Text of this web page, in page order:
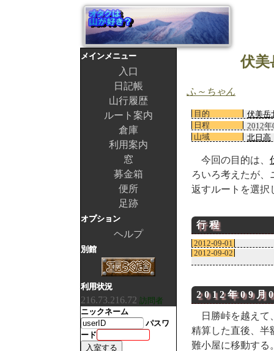
伏美
ふ～ちゃん
目的
伏美岳
日程
2012年
山域
北日高
今回の目的は、
ろいろ考えたが、
返すルートを選択
行程
2012-09-01
2012-09-02
2012年09月
日勝峠を越え
精算した直後、半
難小屋に移動する
メインメニュー
入口
日記帳
山行履歴
ルート案内
倉庫
利用案内
窓
募金箱
便所
足跡
オプション
ヘルプ
別館
利用状況
216.73.216.72 訪問者
ニックネーム
パスワ
ード